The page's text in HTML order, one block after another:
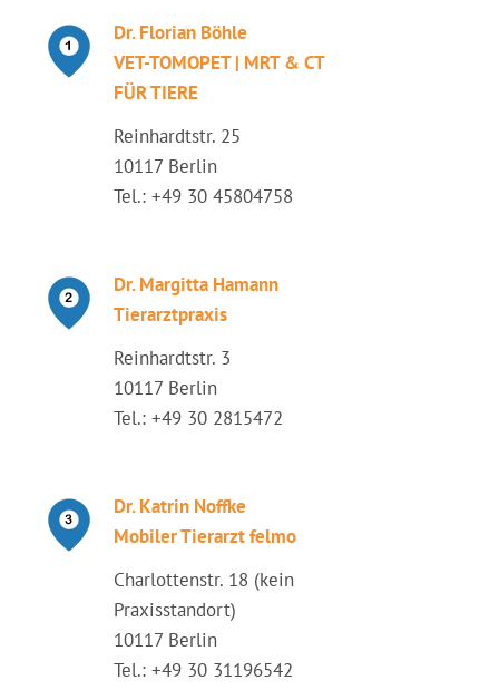
Dr. Florian Böhle
VET-TOMOPET | MRT & CT
FÜR TIERE
Reinhardtstr. 25
10117 Berlin
Tel.: +49 30 45804758
Dr. Margitta Hamann
Tierarztpraxis
Reinhardtstr. 3
10117 Berlin
Tel.: +49 30 2815472
Dr. Katrin Noffke
Mobiler Tierarzt felmo
Charlottenstr. 18 (kein
Praxisstandort)
10117 Berlin
Tel.: +49 30 31196542